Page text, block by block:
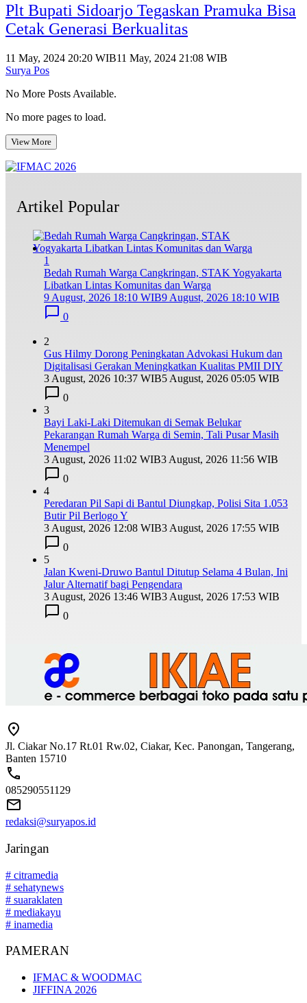
Plt Bupati Sidoarjo Tegaskan Pramuka Bisa
Cetak Generasi Berkualitas
11 May, 2024 20:20 WIB11 May, 2024 21:08 WIB
Surya Pos
No More Posts Available.
No more pages to load.
View More
Artikel Popular
1
Bedah Rumah Warga Cangkringan, STAK Yogyakarta
Libatkan Lintas Komunitas dan Warga
9 August, 2026 18:10 WIB9 August, 2026 18:10 WIB
0
2
Gus Hilmy Dorong Peningkatan Advokasi Hukum dan
Digitalisasi Gerakan Meningkatkan Kualitas PMII DIY
3 August, 2026 10:37 WIB5 August, 2026 05:05 WIB
0
3
Bayi Laki-Laki Ditemukan di Semak Belukar
Pekarangan Rumah Warga di Semin, Tali Pusar Masih
Menempel
3 August, 2026 11:02 WIB3 August, 2026 11:56 WIB
0
4
Peredaran Pil Sapi di Bantul Diungkap, Polisi Sita 1.053
Butir Pil Berlogo Y
3 August, 2026 12:08 WIB3 August, 2026 17:55 WIB
0
5
Jalan Kweni-Druwo Bantul Ditutup Selama 4 Bulan, Ini
Jalur Alternatif bagi Pengendara
3 August, 2026 13:46 WIB3 August, 2026 17:53 WIB
0
Jl. Ciakar No.17 Rt.01 Rw.02, Ciakar, Kec. Panongan, Tangerang,
Banten 15710
085290551129
redaksi@suryapos.id
Jaringan
# citramedia
# sehatynews
# suaraklaten
# mediakayu
# inamedia
PAMERAN
IFMAC & WOODMAC
JIFFINA 2026